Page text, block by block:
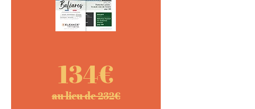
134€
au lieu de 232€